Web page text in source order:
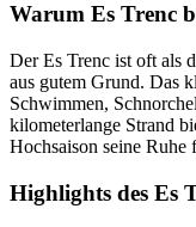
Warum Es Trenc
Der Es Trenc ist oft als
aus gutem Grund. Das
Schwimmen,
kilometerlange Strand
Hochsaison seine Ruhe
Highlights des Es